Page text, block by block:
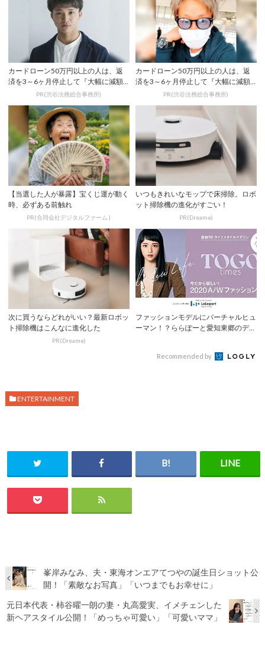
カードローン50万円以上の人は、返
済を3～6ヶ月停止して『大幅に減額
してから返済...PR(渋谷法務総合事務所)
カードローン50万円以上の人は、返
済を3～6ヶ月停止して『大幅に減額
してから返済...PR(渋谷法務総合事務所)
【当選した人が暴露】宝くじ運が動く
時、必ずある前触れ
PR(合同会社デジタルファーム )
いつもきれいなモップで床掃除。ロボ
ット掃除機の進化がすごい！
PR(Dreame)
次に買うならどれがいい？最新ロボッ
ト掃除機はこんなに進化した
PR(Dreame)
ファッションモデルにバーチャルヒュ
ーマン！？ららぽーと愛知東郷のデジ
Recommended by
ENTERTAINMENT
峯岸みなみ、夫・東海オンエアてつやの誕生日ショット公
開！「素敵なお写真」「いつまでもお幸せに」
元日本代表・柿谷曜一朗の妻・丸高愛実、イメチェンした
新ヘアスタイル公開！「めっちゃ可愛い」「可愛いママ」